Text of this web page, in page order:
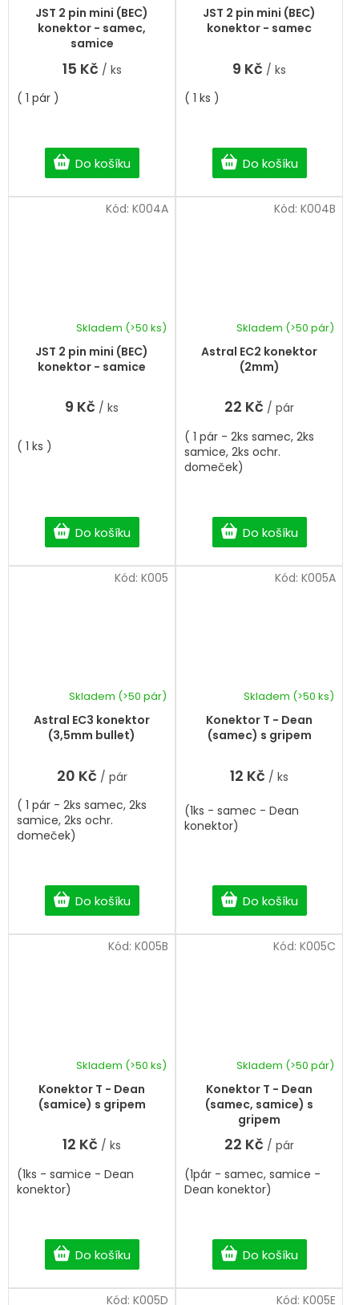
JST 2 pin mini (BEC)
konektor - samec,
samice
15 Kč / ks
Do košíku
( 1 pár )
JST 2 pin mini (BEC)
konektor - samec
9 Kč / ks
Do košíku
( 1 ks )
JST 2 pin mini (BEC)
konektor - samice
Skladem (>50 ks)
9 Kč / ks
Do košíku
( 1 ks )
Kód: K004A
Astral EC2 konektor
(2mm)
Skladem (>50 pár)
22 Kč / pár
Do košíku
( 1 pár - 2ks samec, 2ks
samice, 2ks ochr.
domeček)
Kód: K004B
Astral EC3 konektor
(3,5mm bullet)
Průměrné
hodnocení
produktu
hvězdiček.
Skladem (>50 pár)
20 Kč / pár
Do košíku
( 1 pár - 2ks samec, 2ks
samice, 2ks ochr.
domeček)
Kód: K005
Konektor T - Dean
(samec) s gripem
Skladem (>50 ks)
12 Kč / ks
Do košíku
(1ks - samec - Dean
konektor)
Kód: K005A
Konektor T - Dean
(samice) s gripem
Skladem (>50 ks)
12 Kč / ks
Do košíku
(1ks - samice - Dean
konektor)
Kód: K005B
Konektor T - Dean
(samec, samice) s
gripem
Skladem (>50 pár)
22 Kč / pár
Do košíku
(1pár - samec, samice -
Dean konektor)
Kód: K005C
Kód: K005D Kód: K005E